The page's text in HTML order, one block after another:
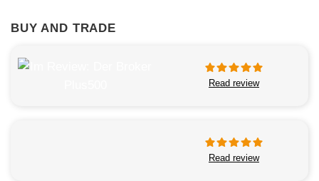
BUY AND TRADE
Read review
Read review